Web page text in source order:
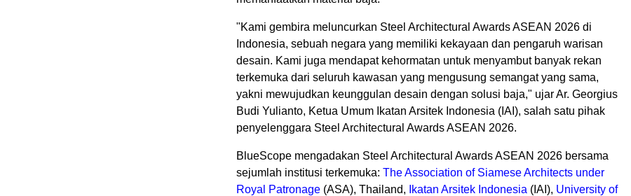
"Kami gembira meluncurkan Steel Architectural Awards ASEAN 2026 di
Indonesia, sebuah negara yang memiliki kekayaan dan pengaruh warisan
desain. Kami juga mendapat kehormatan untuk menyambut banyak rekan
terkemuka dari seluruh kawasan yang mengusung semangat yang sama,
yakni mewujudkan keunggulan desain dengan solusi baja," ujar Ar. Georgius
Budi Yulianto, Ketua Umum Ikatan Arsitek Indonesia (IAI), salah satu pihak
penyelenggara Steel Architectural Awards ASEAN 2026.
BlueScope mengadakan Steel Architectural Awards ASEAN 2026 bersama
sejumlah institusi terkemuka: The Association of Siamese Architects under
Royal Patronage (ASA), Thailand, Ikatan Arsitek Indonesia (IAI), University of